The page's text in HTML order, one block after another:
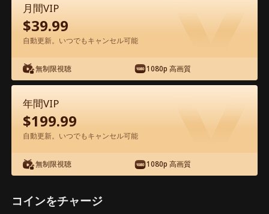
エピソード31 - 生配信で、婚約者一家を
地獄に堕とす 映画フル
1-50 51-55
31 34
月間VIP
$39.99
自動更新。いつでもキャンセル可能
無制限視聴 1080p 高画質
年間VIP
$199.99
自動更新。いつでもキャンセル可能
無制限視聴 1080p 高画質
コインをチャージ